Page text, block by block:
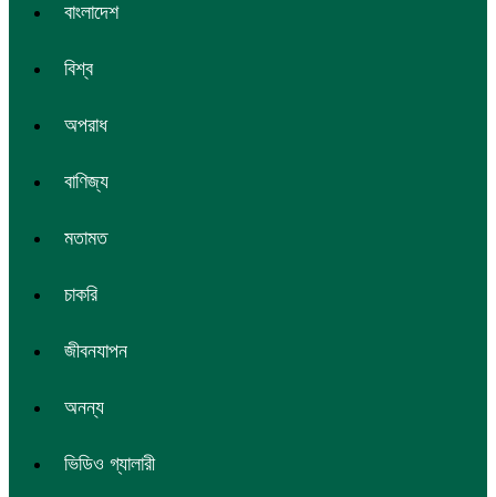
বাংলাদেশ
বিশ্ব
অপরাধ
বাণিজ্য
মতামত
চাকরি
জীবনযাপন
অনন্য
ভিডিও গ্যালারী